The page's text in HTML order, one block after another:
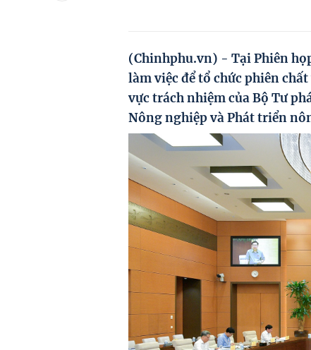
(Chinhphu.vn) - Tại Phiên
làm việc để tổ chức phiên
vực trách nhiệm của Bộ Tư
Nông nghiệp và Phát triển